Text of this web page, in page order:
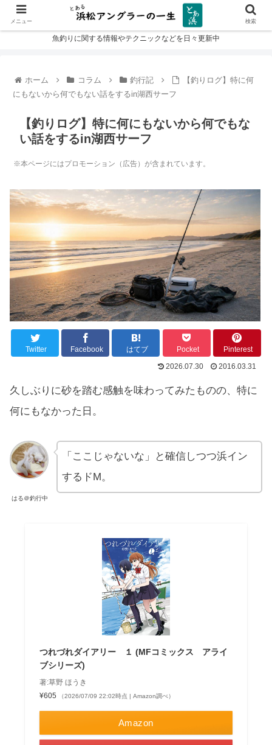
魚釣りに関する情報やテクニックなどを日々更新中
ホーム コラム 釣行記
【釣りログ】特に何
にもないから何でもない話をするin湖西サーフ
【釣りログ】特に何にもないから何でもな
い話をするin湖西サーフ
※本ページにはプロモーション（広告）が含まれています。
Twitter Facebook はてブ Pocket
Pinterest
2026.07.30
2016.03.31
久しぶりに砂を踏む感触を味わってみたものの、特に
何にもなかった日。
はる＠釣行中
「ここじゃないな」と確信しつつ浜イン
するドM。
つれづれダイアリー １ (MFコミックス アライ
ブシリーズ)
著:草野 ほうき
¥605
（2026/07/09 22:02時点 | Amazon調べ）
Amazon
メニュー 検索